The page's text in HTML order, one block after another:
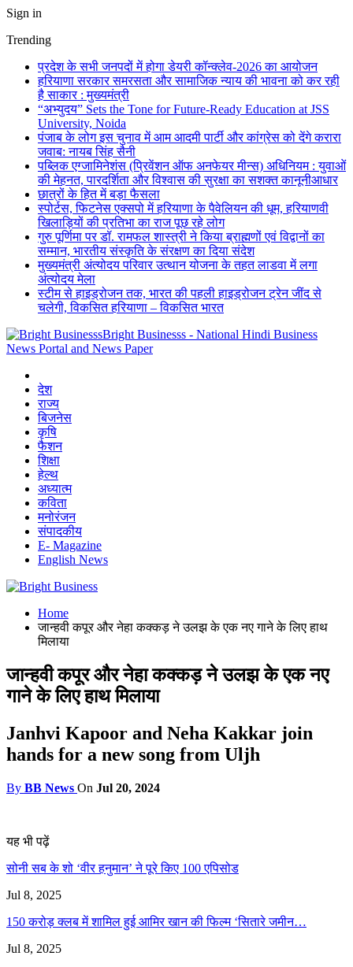
Sign in
Trending
प्रदेश के सभी जनपदों में होगा डेयरी कॉन्क्लेव-2026 का आयोजन
हरियाणा सरकार समरसता और सामाजिक न्याय की भावना को कर रही
है साकार : मुख्यमंत्री
“अभ्युदय” Sets the Tone for Future-Ready Education at JSS
University, Noida
पंजाब के लोग इस चुनाव में आम आदमी पार्टी और कांग्रेस को देंगे करारा
जवाब: नायब सिंह सैनी
पब्लिक एग्जामिनेशंस (प्रिवेंशन ऑफ अनफेयर मीन्स) अधिनियम : युवाओं
की मेहनत, पारदर्शिता और विश्वास की सुरक्षा का सशक्त कानूनीआधार
छात्रों के हित में बड़ा फैसला
स्पोर्टस, फिटनेस एक्सपो में हरियाणा के पैवेलियन की धूम, हरियाणवी
खिलाड़ियों की प्रतिभा का राज पूछ रहे लोग
गुरु पूर्णिमा पर डॉ. रामफल शास्त्री ने किया ब्राह्मणों एवं विद्वानों का
सम्मान, भारतीय संस्कृति के संरक्षण का दिया संदेश
मुख्यमंत्री अंत्योदय परिवार उत्थान योजना के तहत लाडवा में लगा
अंत्योदय मेला
स्टीम से हाइड्रोजन तक, भारत की पहली हाइड्रोजन ट्रेन जींद से
चलेगी, विकसित हरियाणा – विकसित भारत
Bright Businesss - National Hindi Business
News Portal and News Paper
देश
राज्य
बिजनेस
कृषि
फैशन
शिक्षा
हेल्थ
अध्यात्म
कविता
मनोरंजन
संपादकीय
E- Magazine
English News
Home
जान्हवी कपूर और नेहा कक्कड़ ने उलझ के एक नए गाने के लिए हाथ
मिलाया
जान्हवी कपूर और नेहा कक्कड़ ने उलझ के एक नए
गाने के लिए हाथ मिलाया
Janhvi Kapoor and Neha Kakkar join
hands for a new song from Uljh
By BB News On Jul 20, 2024
यह भी पढ़ें
सोनी सब के शो ‘वीर हनुमान’ ने पूरे किए 100 एपिसोड
Jul 8, 2025
150 करोड़ क्लब में शामिल हुई आमिर खान की फिल्म ‘सितारे जमीन…
Jul 8, 2025